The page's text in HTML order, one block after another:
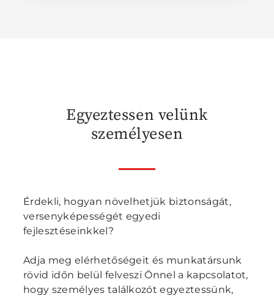
Egyeztessen velünk
személyesen
Érdekli, hogyan növelhetjük biztonságát,
versenyképességét egyedi
fejlesztéseinkkel?
Adja meg elérhetőségeit és munkatársunk
rövid időn belül felveszi Önnel a kapcsolatot,
hogy személyes találkozót egyeztessünk,